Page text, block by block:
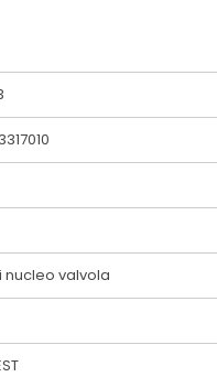
nucleo valvola